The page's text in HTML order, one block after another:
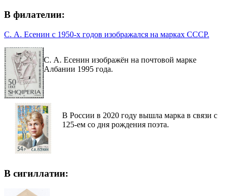
В филателии:
С. А. Есенин с 1950-х годов изображался на марках СССР.
С. А. Есенин изображён на почтовой марке
Албании 1995 года.
В России в 2020 году вышла марка в связи с
125-ем со дня рождения поэта.
В сигиллатии: